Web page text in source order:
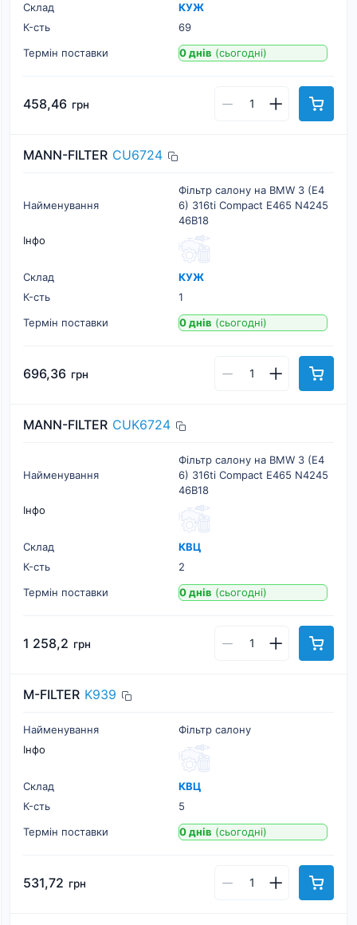
Склад
КУЖ
К-cть
69
Термін поставки
0 днів (сьогодні)
458,46 грн
MANN-FILTER CU6724
Найменування
Фільтр салону на BMW 3 (E4
6) 316ti Compact E465 N4245
46B18
Інфо
Склад
КУЖ
К-cть
1
Термін поставки
0 днів (сьогодні)
696,36 грн
MANN-FILTER CUK6724
Найменування
Фільтр салону на BMW 3 (E4
6) 316ti Compact E465 N4245
46B18
Інфо
Склад
КВЦ
К-cть
2
Термін поставки
0 днів (сьогодні)
1 258,2 грн
M-FILTER K939
Найменування
Фільтр салону
Інфо
Склад
КВЦ
К-cть
5
Термін поставки
0 днів (сьогодні)
531,72 грн